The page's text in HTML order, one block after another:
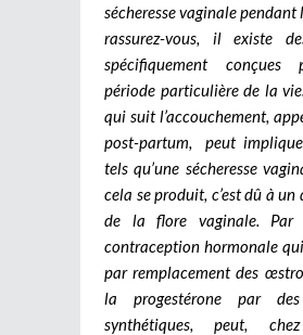
sécheresse vaginale pendant
rassurez-vous, il existe
spécifiquement conçues
période particulière de la
qui suit l’accouchement,
post-partum, peut
tels qu’une sécheresse
cela se produit, c’est dû à
de la flore vaginale. Par
contraception hormonale
par remplacement des
la progestérone par
synthétiques, peut,